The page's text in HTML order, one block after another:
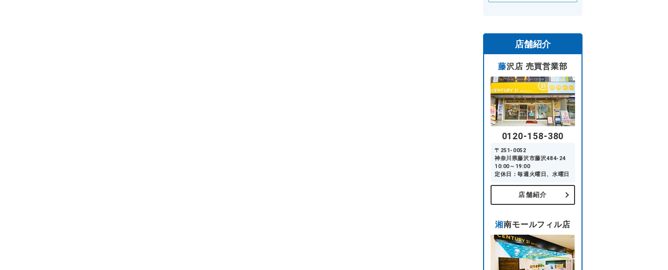
店舗紹介
藤沢店 売買営業部
0120-158-380
〒251-0052
神奈川県藤沢市藤沢484-24
10:00～19:00
定休日：毎週火曜日、水曜日
店舗紹介
湘南モールフィル店